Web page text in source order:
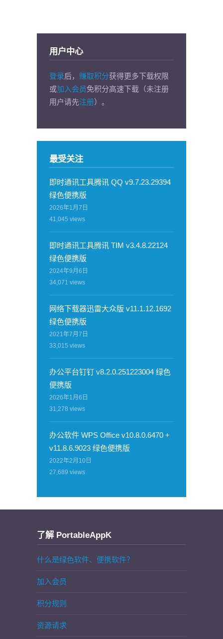
用户中心
登录后， 赚取积分获得更多下载权限
或加入会员免积分高速下载（未注册
用户请先注册）。
最受关注
即时通讯工具腾讯 QQ v9.7.23.29394
绿色便携版
2026年1月7日
41,045 views
即时通讯工具腾讯 TIM v3.4.8.22124
绿色便携版
2024年9月6日
34,071 views
网络下载器迅雷大众版 v11.1.12.1692
绿色便携版
2021年7月7日
33,015 views
办公平台钉钉 v8.2.0.251223004 绿色
便携版
2026年1月6日
31,278 views
办公软件 WPS Office v10.8.0.6470 +
v11.8.6.9023 绿色便携版
2022年2月10日
27,689 views
了解 PortableAppK
什么是绿色软件、便携软件？
加入会员
积分规则
资源请求